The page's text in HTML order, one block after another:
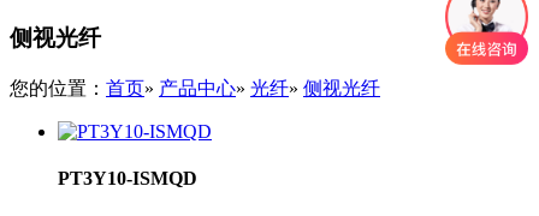
侧视光纤
您的位置： 首页» 产品中心» 光纤» 侧视光纤
PT3Y10-ISMQD